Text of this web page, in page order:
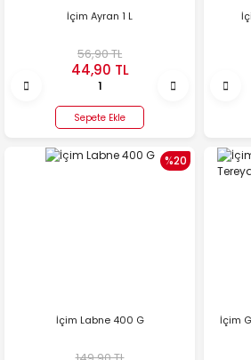
İçim Ayran 1 L
56,90 TL
44,90 TL
Sepete Ekle
%20
İçim Labne 400 G İçim